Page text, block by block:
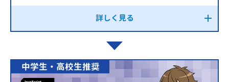
詳しく見る
中学生・高校生推奨